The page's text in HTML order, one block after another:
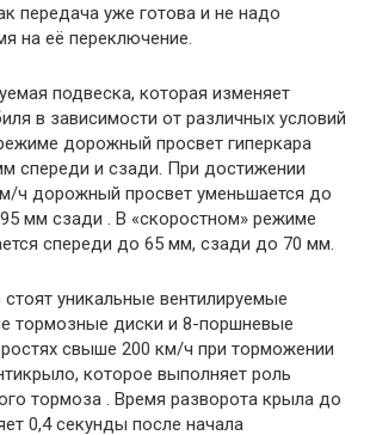
передача уже готова и не надо
на её переключение.
подвеска, которая изменяет
в зависимости от различных условий
дорожный просвет гиперкара
спереди и сзади. При достижении
ч дорожный просвет уменьшается до
мм сзади . В «скоростном» режиме
спереди до 65 мм, сзади до 70 мм.
уникальные вентилируемые
тормозные диски и 8-поршневые
свыше 200 км/ч при торможении
которое выполняет роль
тормоза . Время разворота крыла до
0,4 секунды после начала